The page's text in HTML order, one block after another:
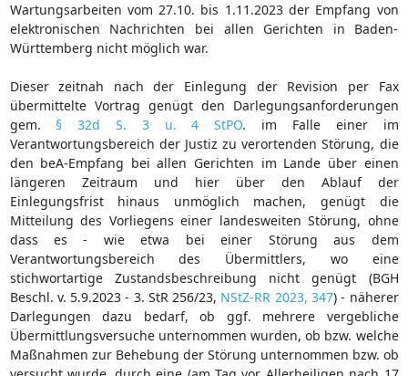
Wartungsarbeiten vom 27.10. bis 1.11.2023 der Empfang von
elektronischen Nachrichten bei allen Gerichten in Baden-
Württemberg nicht möglich war.
Dieser zeitnah nach der Einlegung der Revision per Fax
übermittelte Vortrag genügt den Darlegungsanforderungen
gem. § 32d S. 3 u. 4 StPO. im Falle einer im
Verantwortungsbereich der Justiz zu verortenden Störung, die
den beA-Empfang bei allen Gerichten im Lande über einen
längeren Zeitraum und hier über den Ablauf der
Einlegungsfrist hinaus unmöglich machen, genügt die
Mitteilung des Vorliegens einer landesweiten Störung, ohne
dass es - wie etwa bei einer Störung aus dem
Verantwortungsbereich des Übermittlers, wo eine
stichwortartige Zustandsbeschreibung nicht genügt (BGH
Beschl. v. 5.9.2023 - 3. StR 256/23, NStZ-RR 2023, 347) - näherer
Darlegungen dazu bedarf, ob ggf. mehrere vergebliche
Übermittlungsversuche unternommen wurden, ob bzw. welche
Maßnahmen zur Behebung der Störung unternommen bzw. ob